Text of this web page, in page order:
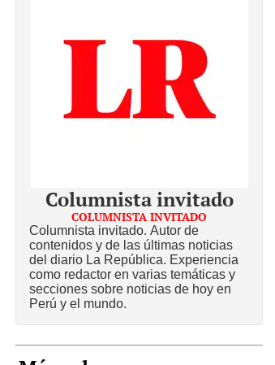
Columnista invitado
COLUMNISTA INVITADO
Columnista invitado. Autor de
contenidos y de las últimas noticias
del diario La República. Experiencia
como redactor en varias temáticas y
secciones sobre noticias de hoy en
Perú y el mundo.